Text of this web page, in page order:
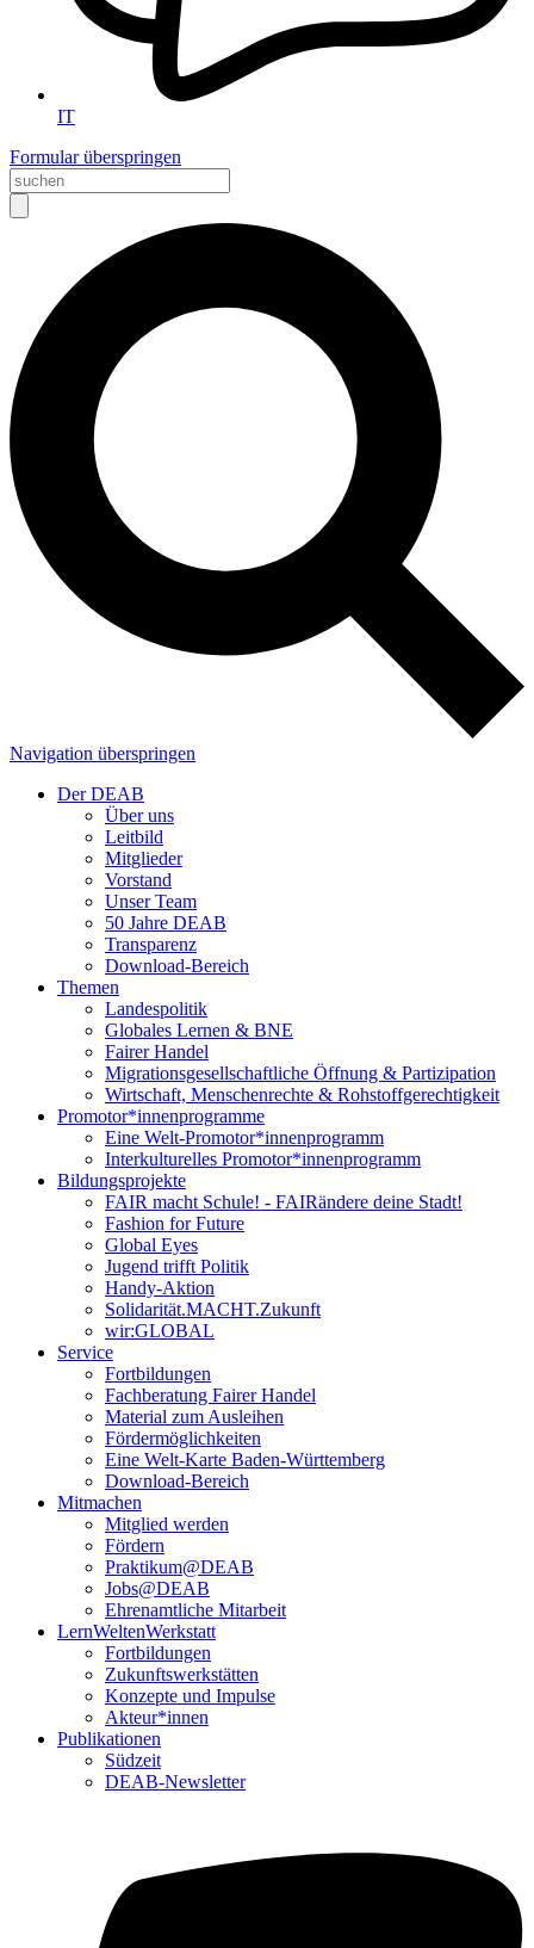
IT
Formular überspringen
Navigation überspringen
Der DEAB
Über uns
Leitbild
Mitglieder
Vorstand
Unser Team
50 Jahre DEAB
Transparenz
Download-Bereich
Themen
Landespolitik
Globales Lernen & BNE
Fairer Handel
Migrationsgesellschaftliche Öffnung & Partizipation
Wirtschaft, Menschenrechte & Rohstoffgerechtigkeit
Promotor*innen­programme
Eine Welt-Promotor*innenprogramm
Interkulturelles Promotor*innenprogramm
Bildungsprojekte
FAIR macht Schule! - FAIRändere deine Stadt!
Fashion for Future
Global Eyes
Jugend trifft Politik
Handy-Aktion
Solidarität.MACHT.Zukunft
wir:GLOBAL
Service
Fortbildungen
Fachberatung Fairer Handel
Material zum Ausleihen
Fördermöglichkeiten
Eine Welt-Karte Baden-Württemberg
Download-Bereich
Mitmachen
Mitglied werden
Fördern
Praktikum@DEAB
Jobs@DEAB
Ehrenamtliche Mitarbeit
LernWeltenWerkstatt
Fortbildungen
Zukunftswerkstätten
Konzepte und Impulse
Akteur*innen
Publikationen
Südzeit
DEAB-Newsletter